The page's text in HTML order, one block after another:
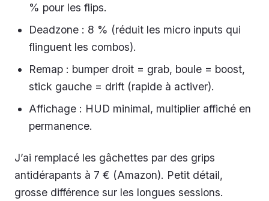
% pour les flips.
Deadzone : 8 % (réduit les micro inputs qui
flinguent les combos).
Remap : bumper droit = grab, boule = boost,
stick gauche = drift (rapide à activer).
Affichage : HUD minimal, multiplier affiché en
permanence.
J’ai remplacé les gâchettes par des grips
antidérapants à 7 € (Amazon). Petit détail,
grosse différence sur les longues sessions.